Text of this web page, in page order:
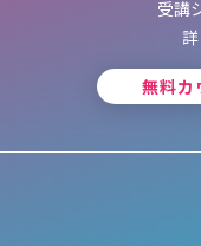
受講
無料カ